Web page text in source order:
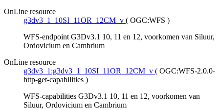
OnLine resource
g3dv3_1_10SI_11OR_12CM_v ( OGC:WFS )
WFS-endpoint G3Dv3.1 10, 11 en 12, voorkomen van Siluur,
Ordovicium en Cambrium
OnLine resource
g3dv3_1:g3dv3_1_10SI_11OR_12CM_v ( OGC:WFS-2.0.0-
http-get-capabilities )
WFS-capabilities G3Dv3.1 10, 11 en 12, voorkomen van
Siluur, Ordovicium en Cambrium